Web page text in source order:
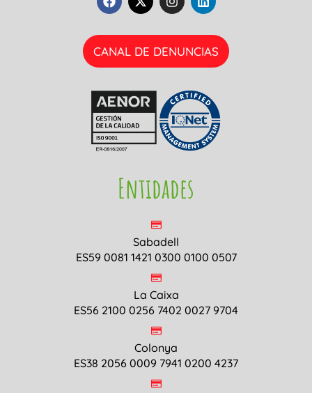
CANAL DE DENUNCIAS
Entidades
Sabadell
ES59 0081 1421 0300 0100 0507
La Caixa
ES56 2100 0256 7402 0027 9704
Colonya
ES38 2056 0009 7941 0200 4237